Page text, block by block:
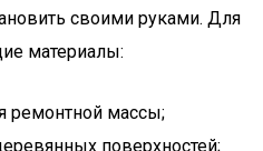
своими руками. Для
материалы:
ремонтной массы;
поверхностей;